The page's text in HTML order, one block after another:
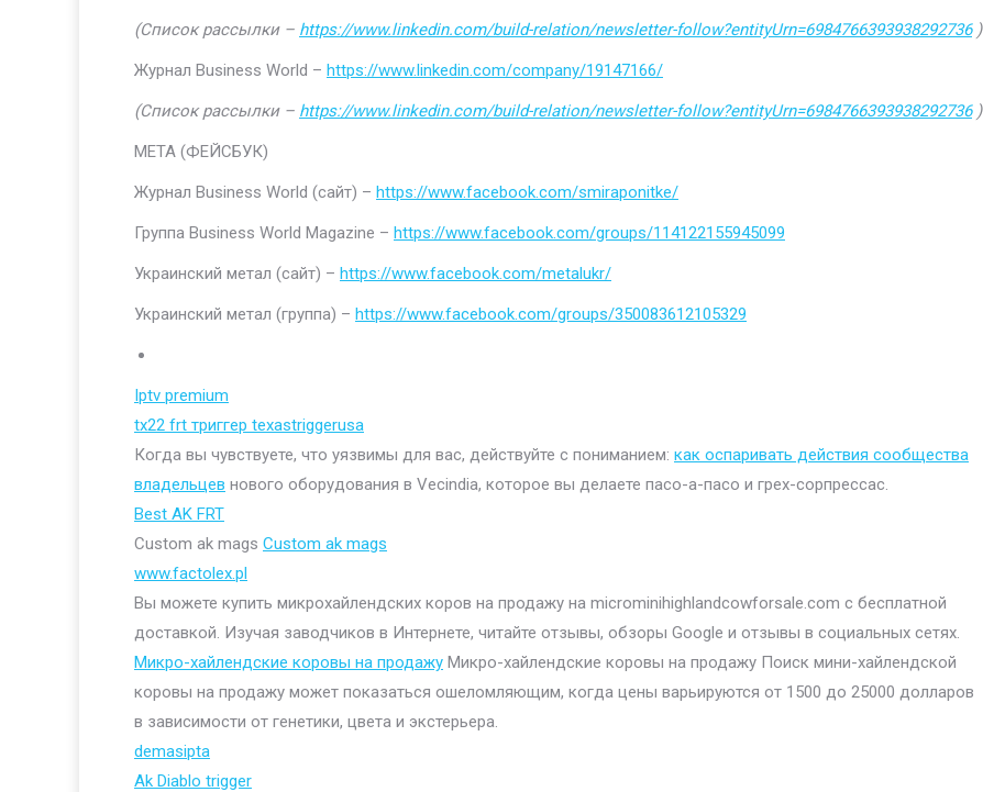
(Список рассылки – https://www.linkedin.com/build-relation/newsletter-follow?entityUrn=6984766393938292736)
Журнал Business World – https://www.linkedin.com/company/19147166/
(Список рассылки – https://www.linkedin.com/build-relation/newsletter-follow?entityUrn=6984766393938292736)
МЕТА (ФЕЙСБУК)
Журнал Business World (сайт) – https://www.facebook.com/smiraponitke/
Группа Business World Magazine – https://www.facebook.com/groups/114122155945099
Украинский метал (сайт) – https://www.facebook.com/metalukr/
Украинский метал (группа) – https://www.facebook.com/groups/350083612105329
Iptv premium
tx22 frt триггер texastriggerusa
Когда вы чувствуете, что уязвимы для вас, действуйте с пониманием: как оспаривать действия сообщества
владельцев нового оборудования в Vecindia, которое вы делаете пасо-а-пасо и грех-сорпрессас.
Best AK FRT
Custom ak mags Custom ak mags
www.factolex.pl
Вы можете купить микрохайлендских коров на продажу на microminihighlandcowforsale.com с бесплатной
доставкой. Изучая заводчиков в Интернете, читайте отзывы, обзоры Google и отзывы в социальных сетях.
Микро-хайлендские коровы на продажу Микро-хайлендские коровы на продажу Поиск мини-хайлендской
коровы на продажу может показаться ошеломляющим, когда цены варьируются от 1500 до 25000 долларов
в зависимости от генетики, цвета и экстерьера.
demasipta
Ak Diablo trigger